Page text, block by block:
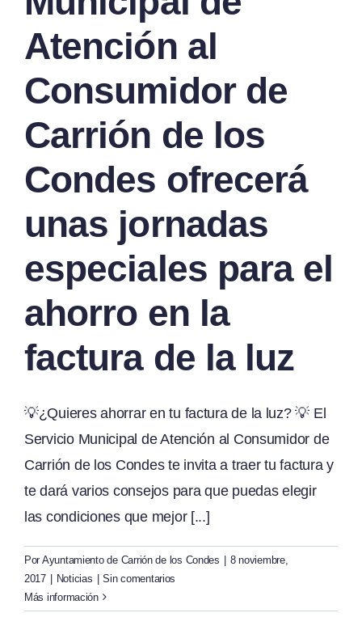
Atención al
Consumidor de
Carrión de los
Condes ofrecerá
unas jornadas
especiales para el
ahorro en la
factura de la luz
💡¿Quieres ahorrar en tu factura de la luz? 💡 El
Servicio Municipal de Atención al Consumidor de
Carrión de los Condes te invita a traer tu factura y
te dará varios consejos para que puedas elegir
las condiciones que mejor [...]
Por Ayuntamiento de Carrión de los Condes
8 noviembre,
2017
Noticias
Sin comentarios
Más información